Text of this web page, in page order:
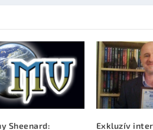
Sheenard: Exkluzív